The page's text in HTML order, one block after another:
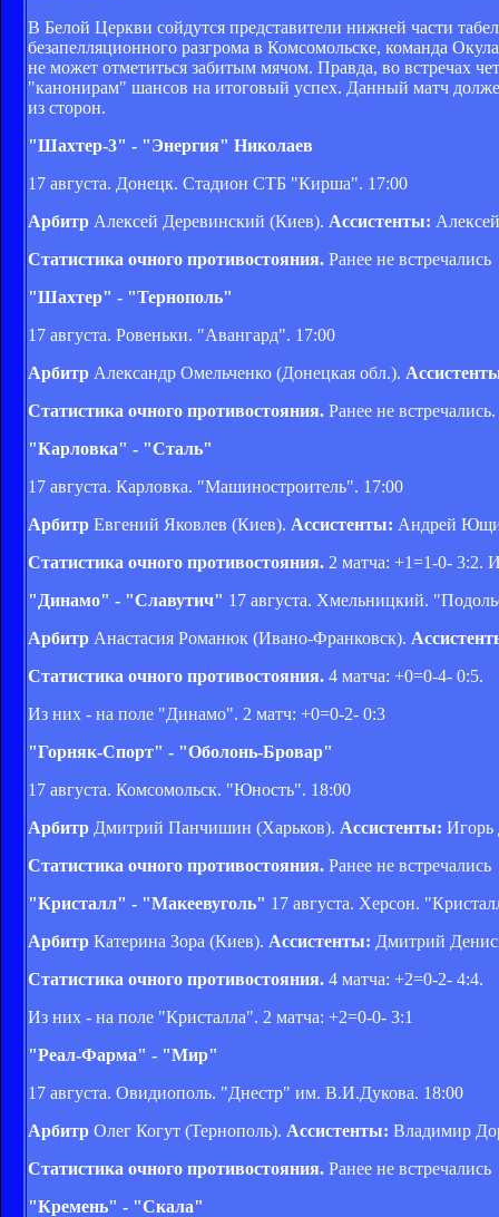
В Белой Церкви сойдутся представители нижней части
безапелляционного разгрома в Комсомольске, команда
не может отметиться забитым мячом. Правда, во встречах
"канонирам" шансов на итоговый успех. Данный матч
из сторон.
"Шахтер-3" - "Энергия" Николаев
17 августа. Донецк. Стадион СТБ "Кирша". 17:00
Арбитр Алексей Деревинский (Киев). Ассистенты:
Статистика очного противостояния. Ранее не встречались
"Шахтер" - "Тернополь"
17 августа. Ровеньки. "Авангард". 17:00
Арбитр Александр Омельченко (Донецкая обл.).
Статистика очного противостояния. Ранее не встречались.
"Карловка" - "Сталь"
17 августа. Карловка. "Машиностроитель". 17:00
Арбитр Евгений Яковлев (Киев). Ассистенты: Андрей
Статистика очного противостояния. 2 матча: +1=1-0- 3:2.
"Динамо" - "Славутич" 17 августа. Хмельницкий.
Арбитр Анастасия Романюк (Ивано-Франковск).
Статистика очного противостояния. 4 матча: +0=0-4- 0:5.
Из них - на поле "Динамо". 2 матч: +0=0-2- 0:3
"Горняк-Спорт" - "Оболонь-Бровар"
17 августа. Комсомольск. "Юность". 18:00
Арбитр Дмитрий Панчишин (Харьков). Ассистенты: Игорь
Статистика очного противостояния. Ранее не встречались
"Кристалл" - "Макеевуголь" 17 августа. Херсон.
Арбитр Катерина Зора (Киев). Ассистенты: Дмитрий
Статистика очного противостояния. 4 матча: +2=0-2- 4:4.
Из них - на поле "Кристалла". 2 матча: +2=0-0- 3:1
"Реал-Фарма" - "Мир"
17 августа. Овидиополь. "Днестр" им. В.И.Дукова. 18:00
Арбитр Олег Когут (Тернополь). Ассистенты: Владимир
Статистика очного противостояния. Ранее не встречались
"Кремень" - "Скала"